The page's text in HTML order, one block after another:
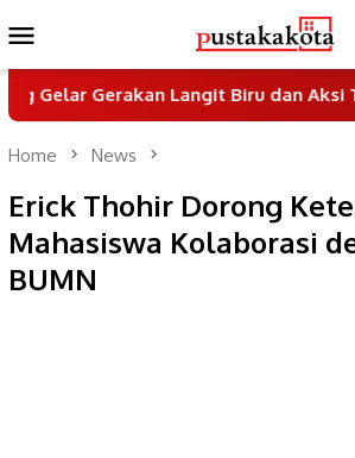
to
contentMenu
Gerakan Langit Biru dan Aksi Tanam
Home News
Erick Thohir Dorong
Mahasiswa Kolaborasi
BUMN